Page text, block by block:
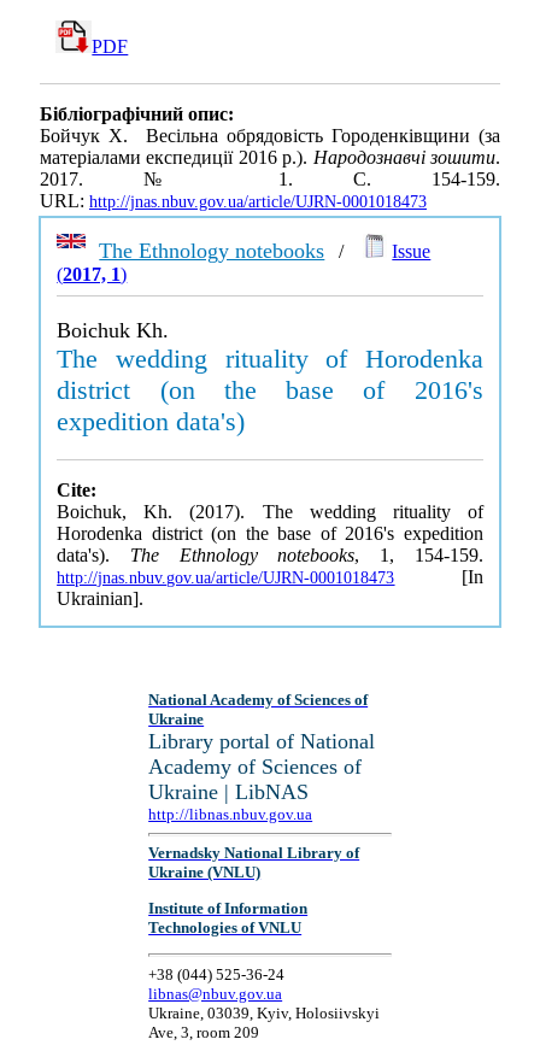
PDF
Бібліографічний опис:
Бойчук Х. Весільна обрядовість Городенківщини (за
матеріалами експедиції 2016 р.). Народознавчі зошити.
2017. № 1. С. 154-159.
URL: http://jnas.nbuv.gov.ua/article/UJRN-0001018473
The Ethnology notebooks /
Issue
(2017, 1)
Boichuk Kh.
The wedding rituality of Horodenka
district (on the base of 2016's
expedition data's)
Cite:
Boichuk, Kh. (2017). The wedding rituality of
Horodenka district (on the base of 2016's expedition
data's). The Ethnology notebooks, 1, 154-159.
http://jnas.nbuv.gov.ua/article/UJRN-0001018473 [In
Ukrainian].
National Academy of Sciences of
Ukraine
Library portal of National
Academy of Sciences of
Ukraine | LibNAS
http://libnas.nbuv.gov.ua
Vernadsky National Library of
Ukraine (VNLU)
Institute of Information
Technologies of VNLU
+38 (044) 525-36-24
libnas@nbuv.gov.ua
Ukraine, 03039, Kyiv, Holosiivskyi
Ave, 3, room 209